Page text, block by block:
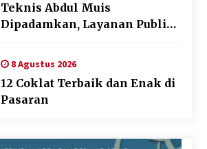
Teknis Abdul Muis
Dipadamkan, Layanan Publik
8 Agustus 2026
12 Coklat Terbaik dan Enak di
Pasaran